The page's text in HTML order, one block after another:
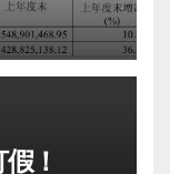
！